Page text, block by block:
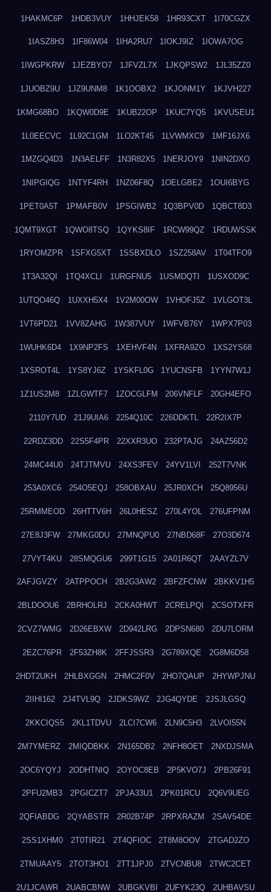
1HAKMC6P 1HDB3VUY 1HHJEK58 1HR93CXT 1I70CGZX
1IASZ8H3 1IF86W04 1IHA2RU7 1IOKJ9IZ 1IOWA7OG
1IWGPKRW 1JEZBYO7 1JFVZL7X 1JKQPSW2 1JL35ZZ0
1JUOBZ9U 1JZ9UNM8 1K1OOBX2 1KJONM1Y 1KJVH227
1KMG68BO 1KQW0D9E 1KUB22OP 1KUC7YQ5 1KVUSEU1
1L0EECVC 1L92C1GM 1LO2KT45 1LVWMXC9 1MF16JX6
1MZGQ4D3 1N3AELFF 1N3R82X5 1NERJOY9 1NIN2DXO
1NIPGIQG 1NTYF4RH 1NZ06F8Q 1OELGBE2 1OUI6BYG
1PET0A5T 1PMAFB0V 1PSGIWB2 1Q3BPV0D 1QBCT8D3
1QMT9XGT 1QWO8TSQ 1QYKS8IF 1RCW99QZ 1RDUWSSK
1RYOMZPR 1SFXG5XT 1SSBXDLO 1SZ258AV 1T04TFO9
1T3A32QI 1TQ4XCLI 1URGFNU5 1USMDQTI 1USXOD9C
1UTQO46Q 1UXXH5X4 1V2M00OW 1VHOFJ5Z 1VLGOT3L
1VT6PD21 1VV8ZAHG 1W387VUY 1WFVB76Y 1WPX7P03
1WUHK6D4 1X9NP2FS 1XEHVF4N 1XFRA9ZO 1XS2YS68
1XSROT4L 1YS8YJ6Z 1YSKFL0G 1YUCNSFB 1YYN7W1J
1Z1US2M8 1ZLGWTF7 1ZOCGLFM 206VNFLF 20GH4EFO
2110Y7UD 21J9UIA6 2254Q10C 226DDKTL 22R2IX7P
22RDZ3DD 22S5F4PR 22XXR3UO 232PTAJG 24AZ56D2
24MC44U0 24TJTMVU 24XS3FEV 24YV1LVI 252T7VNK
253A0XC6 254O5EQJ 258OBXAU 25JR0XCH 25Q8956U
25RMMEOD 26HTTV6H 26L0HESZ 270L4YOL 276UFPNM
27E8J3FW 27MKG0DU 27MNQPU0 27NBD68F 27O3D674
27VYT4KU 28SMQGU6 299T1G15 2A01R6QT 2AAYZL7V
2AFJGVZY 2ATPPOCH 2B2G3AW2 2BFZFCNW 2BKKV1H5
2BLDOOU6 2BRHOLRJ 2CKA0HWT 2CRELPQI 2CSOTXFR
2CVZ7WMG 2D26EBXW 2D942LRG 2DPSN680 2DU7LORM
2EZC76PR 2F53ZH8K 2FFJSSR3 2G789XQE 2G8M6D58
2HDT2UKH 2HLBXGGN 2HMC2F0V 2HO7QAUP 2HYWPJNU
2IIHI162 2J4TVL9Q 2JDKS9WZ 2JG4QYDE 2JSJLGSQ
2KKCIQS5 2KL1TDVU 2LCI7CW6 2LN9C5H3 2LVOI55N
2M7YMERZ 2MIQDBKK 2N165DB2 2NFH8OET 2NXDJSMA
2OC6YQYJ 2ODHTNIQ 2OYOC8EB 2P5KVO7J 2PB26F91
2PFU2MB3 2PGICZT7 2PJA33U1 2PK01RCU 2Q6V9UEG
2QFIABDG 2QYABSTR 2R02B74P 2RPXRAZM 2SAV54DE
2SS1XHM0 2T0TIR21 2T4QFIOC 2T8M8OOV 2TGAD2ZO
2TMUAAY5 2TOT3HO1 2TT1JPJ0 2TVCNBU8 2TWC2CET
2U1JCAWR 2UABCBNW 2UBGKVBI 2UFYK23Q 2UHBAVSU